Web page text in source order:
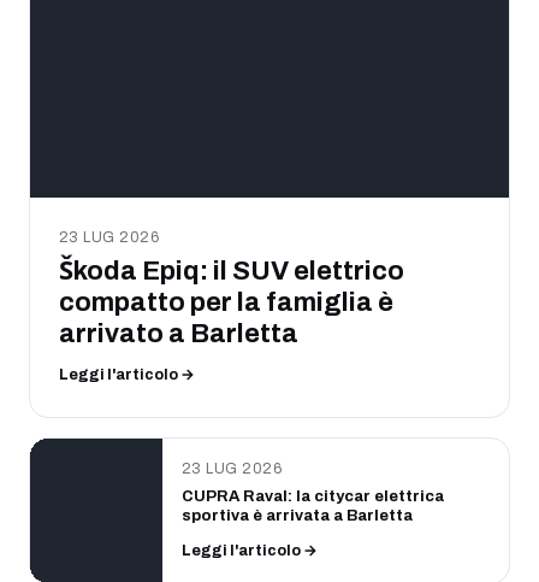
23 LUG 2026
Škoda Epiq: il SUV elettrico
compatto per la famiglia è
arrivato a Barletta
Leggi l'articolo →
23 LUG 2026
CUPRA Raval: la citycar elettrica
sportiva è arrivata a Barletta
Leggi l'articolo →